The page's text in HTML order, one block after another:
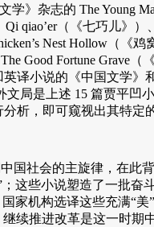
》杂志的 The Young
qiao’er（《七巧儿》）
Nest Hollow（《
Good Fortune
译小说的《中国文学
局是上述 15 篇贾平凹
析，即可窥视出其特定
社会的主旋律，在此
这些小说塑造了一批
家机构选译这些充满“
续推进改革是这一时